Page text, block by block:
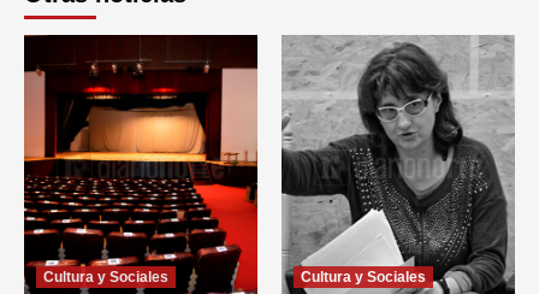
Cultura y Sociales Cultura y Sociales